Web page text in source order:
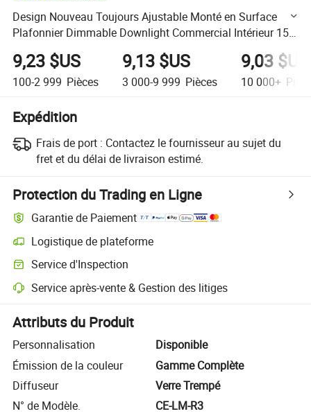
Design Nouveau Toujours Ajustable Monté en Surface
Plafonnier Dimmable Downlight Commercial Intérieur 15
W Spots LED
9,23 $US
100-2 999 Pièces
9,13 $US
3 000-9 999 Pièces
9,03 $US
10 000+
Expédition
Frais de port : Contactez le fournisseur au sujet du
fret et du délai de livraison estimé.
Protection du Trading en Ligne
Garantie de Paiement
Logistique de plateforme
Suivi d'expédition plus clair avec des logistiques prises en charge par
Service d'Inspection
Inspection préalable à l'expédition optionnelle pour des contrôles de
Service après-vente & Gestion des litiges
Résolution des litiges assistée par la plateforme, y compris les
Attributs du Produit
Personnalisation
Disponible
Émission de la couleur
Gamme Complète
Diffuseur
Verre Trempé
N° de Modèle.
CE-LM-R3